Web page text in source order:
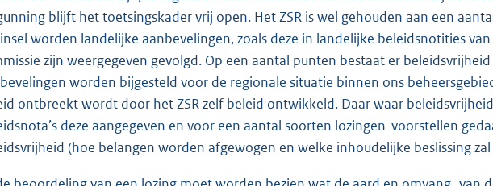
blijft het toetsingskader vrij open. Het ZSR is wel gehouden aan een
worden landelijke aanbevelingen, zoals deze in landelijke beleidsnotities van
zijn weergegeven gevolgd. Op een aantal punten bestaat er
worden bijgesteld voor de regionale situatie binnen ons
ontbreekt wordt door het ZSR zelf beleid ontwikkeld. Daar waar
deze aangegeven en voor een aantal soorten lozingen voorstellen
(hoe belangen worden afgewogen en welke inhoudelijke beslissing